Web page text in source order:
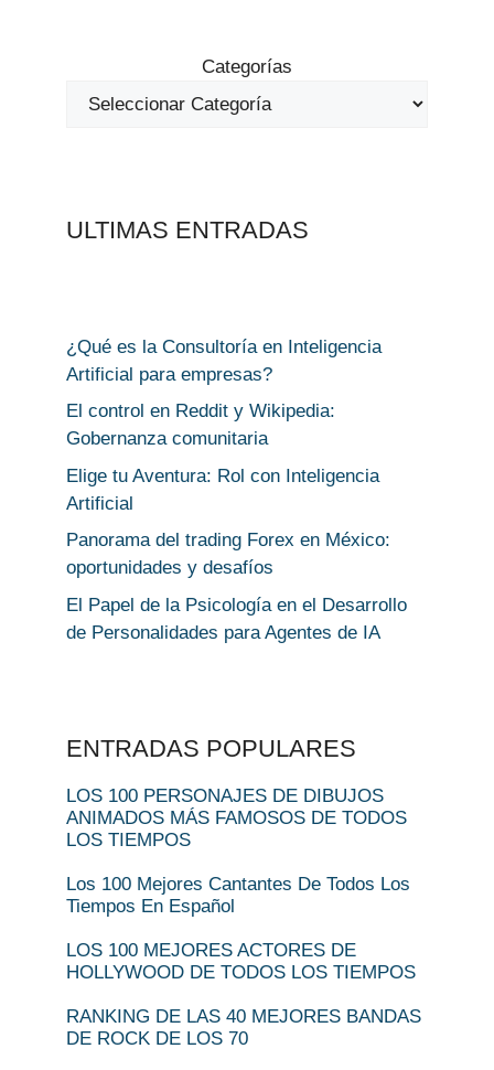
Categorías
ULTIMAS ENTRADAS
¿Qué es la Consultoría en Inteligencia
Artificial para empresas?
El control en Reddit y Wikipedia:
Gobernanza comunitaria
Elige tu Aventura: Rol con Inteligencia
Artificial
Panorama del trading Forex en México:
oportunidades y desafíos
El Papel de la Psicología en el Desarrollo
de Personalidades para Agentes de IA
ENTRADAS POPULARES
LOS 100 PERSONAJES DE DIBUJOS
ANIMADOS MÁS FAMOSOS DE TODOS
LOS TIEMPOS
Los 100 Mejores Cantantes De Todos Los
Tiempos En Español
LOS 100 MEJORES ACTORES DE
HOLLYWOOD DE TODOS LOS TIEMPOS
RANKING DE LAS 40 MEJORES BANDAS
DE ROCK DE LOS 70